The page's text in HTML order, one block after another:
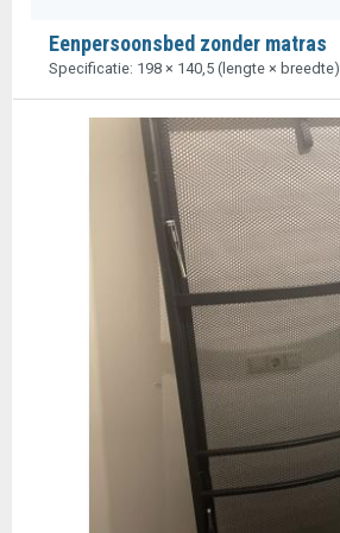
Eenpersoonsbed zonder matras
Specificatie: 198 × 140,5 (lengte × breedte)